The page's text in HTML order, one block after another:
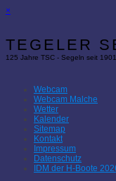
×
TEGELER
125 Jahre TSC - Segeln seit
Webcam
Webcam Malche
Wetter
Kalender
Sitemap
Kontakt
Impressum
Datenschutz
IDM der H-Boote